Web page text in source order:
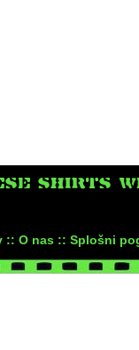
SHIRTS
:: O nas :: Splošni